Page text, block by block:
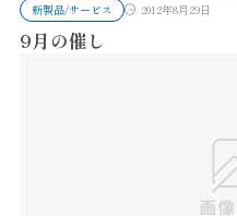
新製品/サービス 2012年8月29日
9月の催し